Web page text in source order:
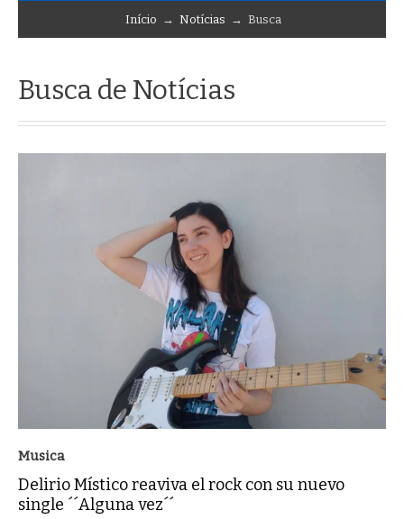
Início → Notícias → Busca
Busca de Notícias
Musica
Delirio Místico reaviva el rock con su nuevo
single ´´Alguna vez´´